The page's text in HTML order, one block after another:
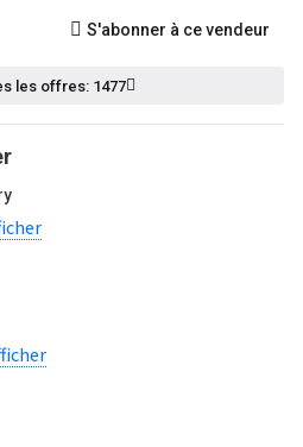
S'abonner à ce vendeur
les offres: 1477